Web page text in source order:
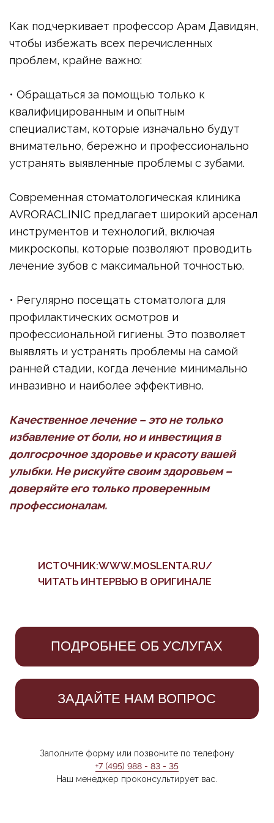
ПОДРОБНЕЕ
ЗАПИСАТЬСЯ НА ПРИЁМ